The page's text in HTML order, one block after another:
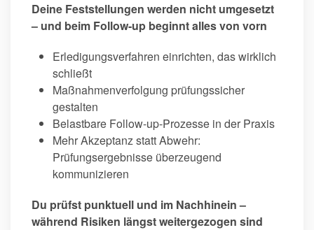
Deine Feststellungen werden nicht umgesetzt
– und beim Follow-up beginnt alles von vorn
Erledigungsverfahren einrichten, das wirklich
schließt
Maßnahmenverfolgung prüfungssicher
gestalten
Belastbare Follow-up-Prozesse in der Praxis
Mehr Akzeptanz statt Abwehr:
Prüfungsergebnisse überzeugend
kommunizieren
Du prüfst punktuell und im Nachhinein –
während Risiken längst weitergezogen sind